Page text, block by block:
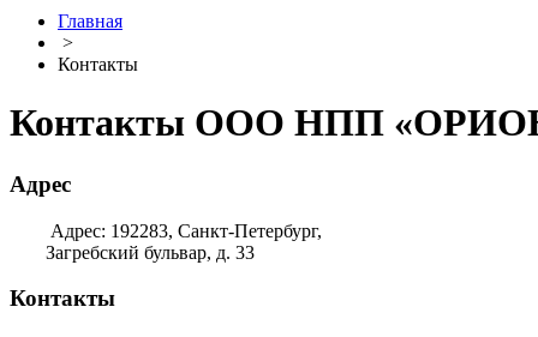
Главная
>
Контакты
Контакты ООО НПП
Адрес
Адрес: 192283, Санкт-Петербург,
Загребский бульвар, д. 33
Контакты